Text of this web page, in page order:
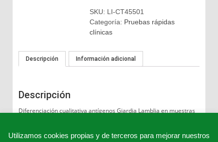
SKU: LI-CT45501
Categoría: Pruebas rápidas
clínicas
Descripción Información adicional
Descripción
Diferenciación cualitativa antígenos Giardia Lamblia en muestras
Utilizamos cookies propias y de terceros para mejorar nuestros